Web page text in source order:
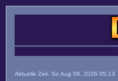
Aktuelle Zeit: So Aug 09, 2026 05:13